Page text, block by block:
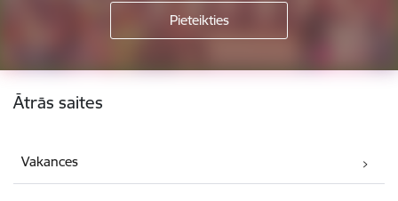
Kājene
Ātrās saites
Vakances